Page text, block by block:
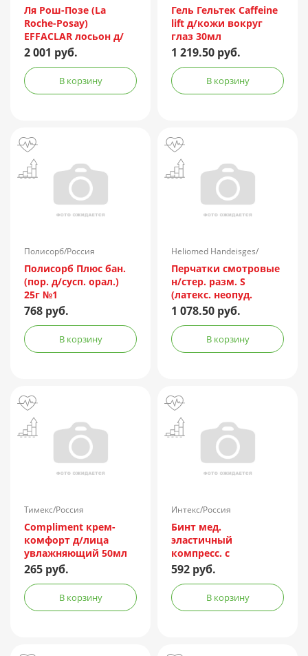
Ля Рош-Позе (La
Roche-Posay)
EFFACLAR лосьон д/
сужения пор с
микроотшелушивающий
эффектом 200мл №2
2 001 руб.
В корзину
Гель Гельтек Caffeine
lift д/кожи вокруг
глаз 30мл
1 219.50 руб.
В корзину
Полисорб/Россия
Полисорб Плюс бан.
(пор. д/сусп. орал.)
25г №1
768 руб.
В корзину
Heliomed Handeisges/
Австрия
Перчатки смотровые
н/стер. разм. S
(латекс. неопуд.
повыш прочн.
MANUAL HR419) №50
(25 пар)
1 078.50 руб.
В корзину
Тимекс/Россия
Compliment крем-
комфорт д/лица
увлажняющий 50мл
265 руб.
В корзину
Интекс/Россия
Бинт мед.
эластичный
компресс. с
индикатором
натяжения выс.
растяж. 8смх3м
(фискатор липучка)
592 руб.
В корзину